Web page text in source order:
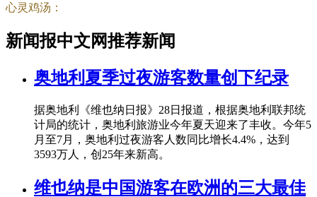
心灵鸡汤：
新闻报中文网推荐新闻
奥地利夏季过夜游客数量创下纪录
据奥地利《维也纳日报》28日报道，根据奥地利联邦统
计局的统计，奥地利旅游业今年夏天迎来了丰收。今年5
月至7月，奥地利过夜游客人数同比增长4.4%，达到
3593万人，创25年来新高。
维也纳是中国游客在欧洲的三大最佳